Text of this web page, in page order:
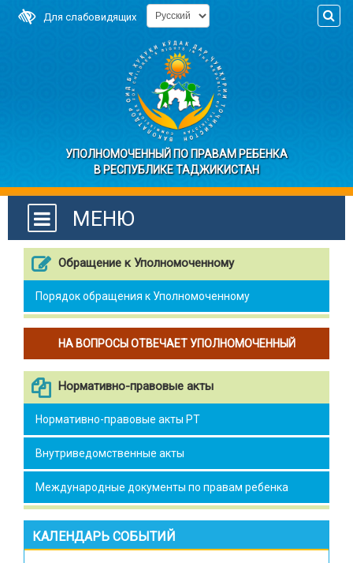
Для слабовидящих
УПОЛНОМОЧЕННЫЙ ПО ПРАВАМ РЕБЕНКА
В РЕСПУБЛИКЕ ТАДЖИКИСТАН
МЕНЮ
Обращение к Уполномоченному
Порядок обращения к Уполномоченному
НА ВОПРОСЫ ОТВЕЧАЕТ УПОЛНОМОЧЕННЫЙ
Нормативно-правовые акты
Нормативно-правовые акты РТ
Внутриведомственные акты
Международные документы по правам ребенка
КАЛЕНДАРЬ СОБЫТИЙ